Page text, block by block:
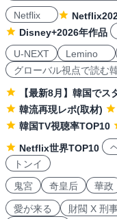
Netflix
Disney+2026年作品
U-NEXT
Lemino
グローバル視点で読む
【最新8月】韓国で
韓流再現レポ(取材)
韓国TV視聴率TOP10
Netflix世界TOP10
トンイ
鬼宮
奇皇后 華政
愛が来る 財閥 X 刑